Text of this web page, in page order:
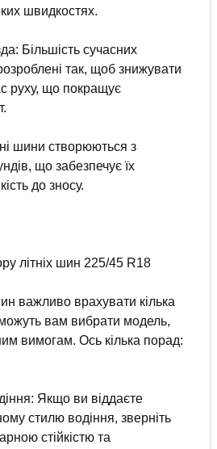
швидкостях.
Більшість сучасних
так, щоб знижувати
руху, що покращує
шини створюються з
що забезпечує їх
до зносу.
літніх шин 225/45 R18
важливо врахувати кілька
вам вибрати модель,
вимогам. Ось кілька порад:
Якщо ви віддаєте
стилю водіння, зверніть
стійкістю та